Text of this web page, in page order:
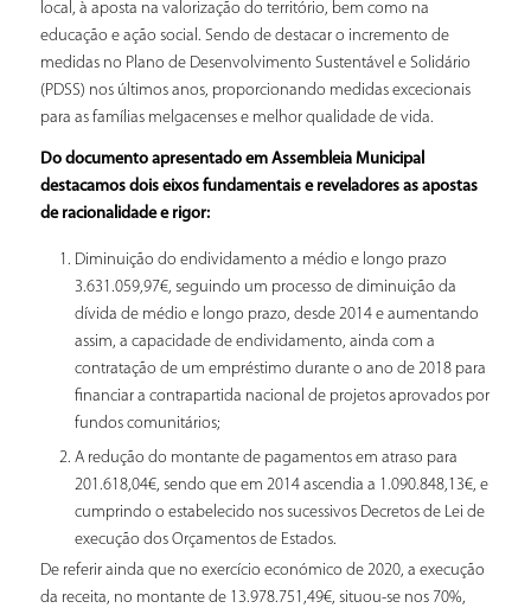
local, à aposta na valorização do território, bem como na
educação e ação social. Sendo de destacar o incremento de
medidas no Plano de Desenvolvimento Sustentável e Solidário
(PDSS) nos últimos anos, proporcionando medidas excecionais
para as famílias melgacenses e melhor qualidade de vida.
Do documento apresentado em Assembleia Municipal
destacamos dois eixos fundamentais e reveladores as apostas
de racionalidade e rigor:
Diminuição do endividamento a médio e longo prazo
3.631.059,97€, seguindo um processo de diminuição da
dívida de médio e longo prazo, desde 2014 e aumentando
assim, a capacidade de endividamento, ainda com a
contratação de um empréstimo durante o ano de 2018 para
financiar a contrapartida nacional de projetos aprovados por
fundos comunitários;
A redução do montante de pagamentos em atraso para
201.618,04€, sendo que em 2014 ascendia a 1.090.848,13€, e
cumprindo o estabelecido nos sucessivos Decretos de Lei de
execução dos Orçamentos de Estados.
De referir ainda que no exercício económico de 2020, a execução
da receita, no montante de 13.978.751,49€, situou-se nos 70%,